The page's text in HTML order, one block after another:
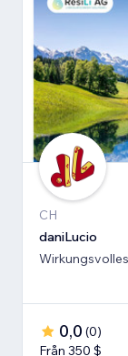
CH
daniLucio
Wirkungsvolles
0,0 (0)
Från 350 $